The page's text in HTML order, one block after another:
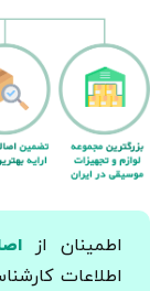
اطمینان از
اطلاعات